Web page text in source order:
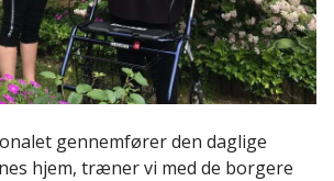
gennemfører den daglige
hjem, træner vi med de borgere